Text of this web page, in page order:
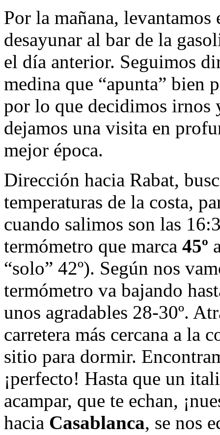
Por la mañana,
desayunar al bar de la
el día anterior. Seguimos
medina que “apunta” bien
por lo que decidimos
dejamos una visita en
mejor época.
Dirección hacia Rabat,
temperaturas de la costa,
cuando salimos son las
termómetro que marca 45º
“solo” 42º). Según nos
termómetro va bajando
unos agradables 28-30º.
carretera más cercana a la
sitio para dormir.
¡perfecto! Hasta que un
acampar, que te echan,
hacia Casablanca, se nos